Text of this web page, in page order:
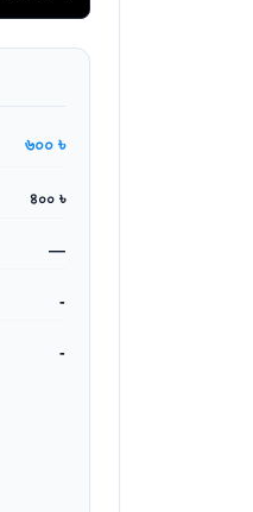
৬০০ ৳
৪০০ ৳
—
-
-